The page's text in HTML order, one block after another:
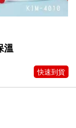
溫
快速到貨